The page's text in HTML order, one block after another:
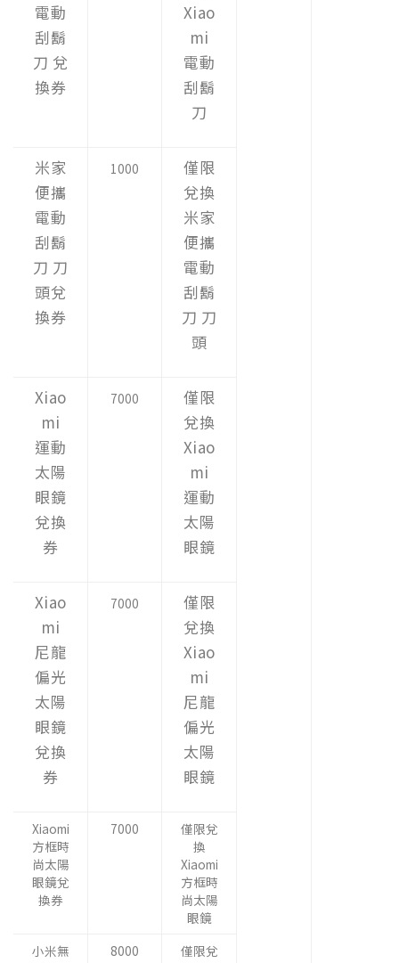
電動
刮鬍
刀 兌
換券
Xiao
mi
電動
刮鬍
刀
米家
便攜
電動
刮鬍
刀 刀
頭兌
換券
1000
僅限
兌換
米家
便攜
電動
刮鬍
刀 刀
頭
Xiao
mi
運動
太陽
眼鏡
兌換
券
7000
僅限
兌換
Xiao
mi
運動
太陽
眼鏡
Xiao
mi
尼龍
偏光
太陽
眼鏡
兌換
券
7000
僅限
兌換
Xiao
mi
尼龍
偏光
太陽
眼鏡
Xiaomi
方框時
尚太陽
眼鏡兌
換券
7000
僅限兌
換
Xiaomi
方框時
尚太陽
眼鏡
小米無
8000
僅限兌